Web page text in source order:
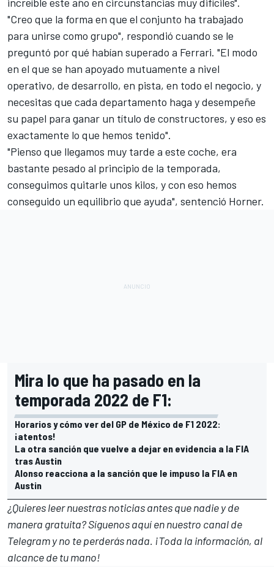
"Creo que la forma en que el conjunto ha trabajado
para unirse como grupo", respondió cuando se le
preguntó por qué habían superado a Ferrari. "El modo
en el que se han apoyado mutuamente a nivel
operativo, de desarrollo, en pista, en todo el negocio, y
necesitas que cada departamento haga y desempeñe
su papel para ganar un título de constructores, y eso es
exactamente lo que hemos tenido".
"Pienso que llegamos muy tarde a este coche, era
bastante pesado al principio de la temporada,
conseguimos quitarle unos kilos, y con eso hemos
conseguido un equilibrio que ayuda", sentenció Horner.
Mira lo que ha pasado en la
temporada 2022 de F1:
Horarios y cómo ver del GP de México de F1 2022:
¡atentos!
La otra sanción que vuelve a dejar en evidencia a la FIA
tras Austin
Alonso reacciona a la sanción que le impuso la FIA en
Austin
¿Quieres leer nuestras noticias antes que nadie y de
manera gratuita? Síguenosaquí en nuestro canal de
Telegramy no te perderás nada. ¡Toda la información, al
alcance de tu mano!